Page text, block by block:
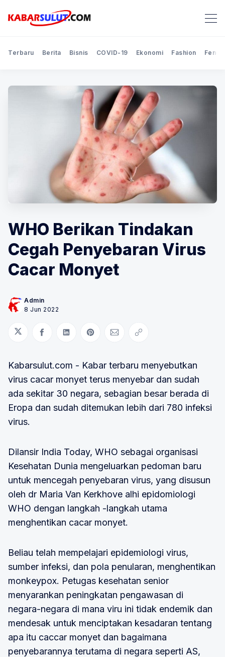
Terbaru Berita Bisnis COVID-19 Ekonomi Fashion
WHO Berikan Tindakan
Cegah Penyebaran Virus
Cacar Monyet
Admin
8 Jun 2022
Bagikan di Twitter
Bagikan di Facebook
Bagikan di LinkedIn
Bagikan di Pinterest
Bagikan melalui Email
Salin tautan
Kabarsulut.com - Kabar terbaru menyebutkan
virus cacar monyet terus menyebar dan sudah
ada sekitar 30 negara, sebagian besar berada di
Eropa dan sudah ditemukan lebih dari 780 infeksi
virus.
Dilansir India Today, WHO sebagai organisasi
Kesehatan Dunia mengeluarkan pedoman baru
untuk mencegah penyebaran virus, yang disusun
oleh dr Maria Van Kerkhove alhi epidomiologi
WHO dengan langkah -langkah utama
menghentikan cacar monyet.
Beliau telah mempelajari epidemiologi virus,
sumber infeksi, dan pola penularan, menghentikan
monkeypox. Petugas kesehatan senior
menyarankan peningkatan pengawasan di
negara-negara di mana viru ini tidak endemik dan
mendesak untuk menciptakan kesadaran tentang
apa itu caccar monyet dan bagaimana
penyebarannya terutama di negara seperti AS,